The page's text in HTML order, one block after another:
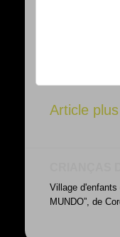
Article
Village
MUNDO”, de